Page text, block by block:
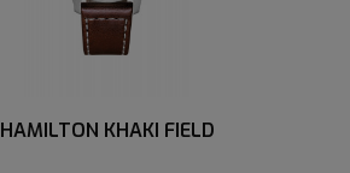
HAMILTON KHAKI FIELD